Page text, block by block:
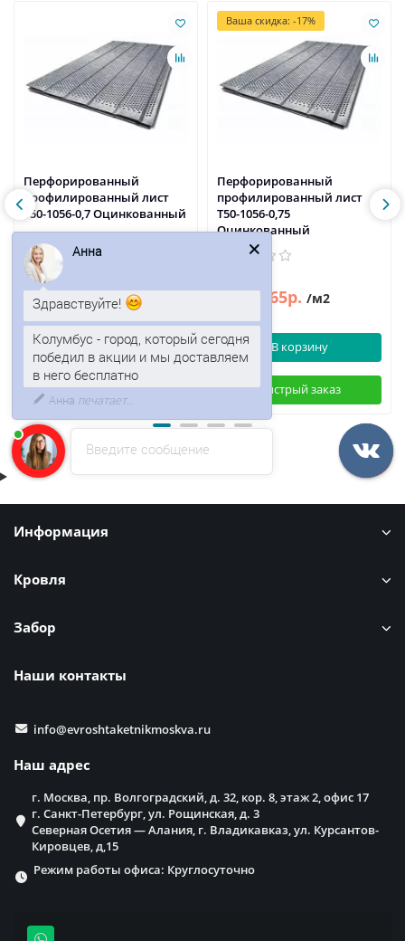
Перфорированный
профилированный лист
Т50-1056-0,7 Оцинкованный
732р. /м2
В корзину
Быстрый заказ
Ваша скидка: -17%
Перфорированный
профилированный лист
Т50-1056-0,75
Оцинкованный
765р. /м2
В корзину
Быстрый заказ
Информация
Кровля
Забор
Наши контакты
info@evroshtaketnikmoskva.ru
Наш адрес
г. Москва, пр. Волгоградский, д. 32, кор. 8, этаж 2, офис 17
г. Санкт-Петербург, ул. Рощинская, д. 3
Северная Осетия — Алания, г. Владикавказ, ул. Курсантов-
Кировцев, д,15
Режим работы офиса: Круглосуточно
Введите сообщение
Здравствуйте!
Колумбус - город, который сегодня
победил в акции и мы доставляем
в него бесплатно